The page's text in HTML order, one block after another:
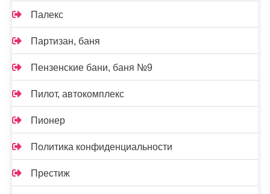
Палекс
Партизан, баня
Пензенские бани, баня №9
Пилот, автокомплекс
Пионер
Политика конфиденциальности
Престиж